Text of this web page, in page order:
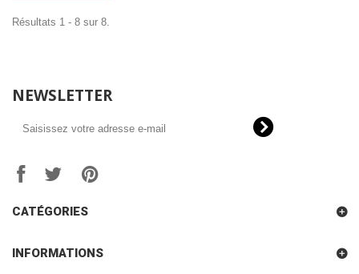
Résultats 1 - 8 sur 8.
NEWSLETTER
CATÉGORIES
INFORMATIONS